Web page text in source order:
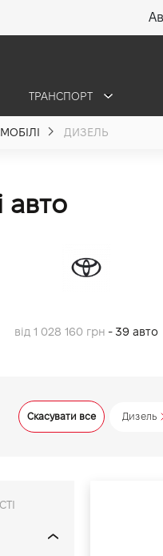
ТРАНСПОРТ
ДИЗЕЛЬ
авто
від 1 028 160 грн - 39 авто
Скасувати все Дизель